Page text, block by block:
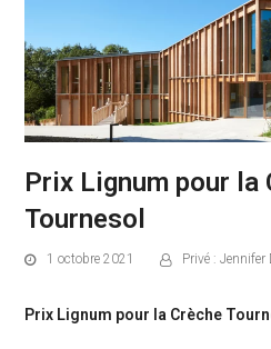
Prix Lignum pour la
Tournesol
1 octobre 2021 Privé : Jennifer
Prix Lignum pour la Crèche